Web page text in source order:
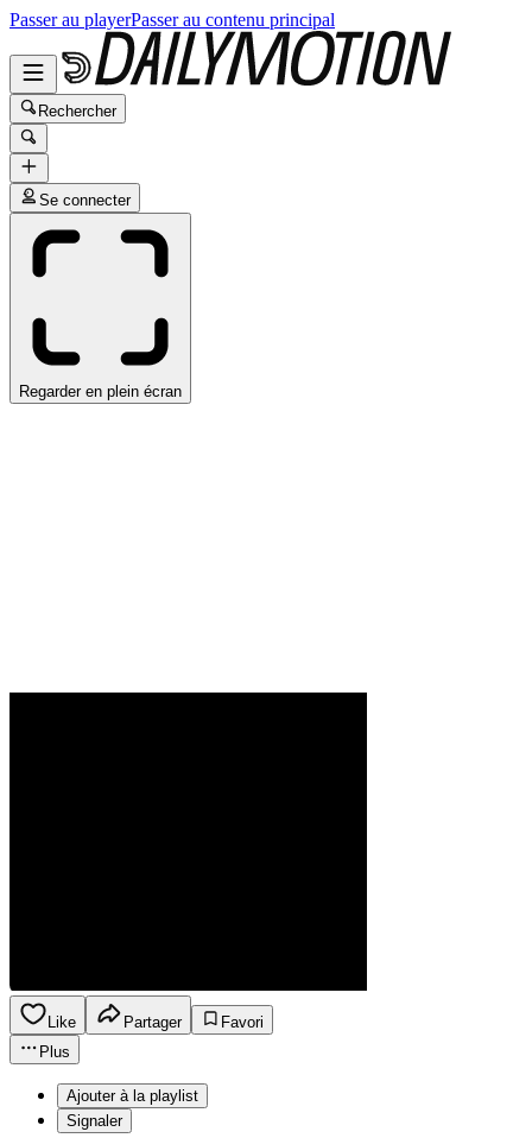
Passer au playerPasser au contenu principal
Rechercher
Se connecter
Regarder en plein écran
Like Partager
Favori
Plus
Ajouter à la playlist
Signaler